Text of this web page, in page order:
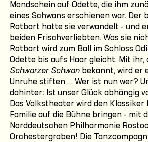
Mondschein auf Odette, die ihm
eines Schwans erschienen war. Der
Rotbart hatte sie verwandelt - und
beiden Frischverliebten. Was sie
Rotbart wird zum Ball im Schloss
Odette bis aufs Haar gleicht. Mit ihr,
Schwarzer Schwan bekannt, wird er
Unruhe stiften … Wer ist nun wer?
dahinter: Ist unser Glück abhängig
Das Volkstheater wird den Klassiker
Familie auf die Bühne bringen - mit
Norddeutschen Philharmonie
Orchestergraben! Die